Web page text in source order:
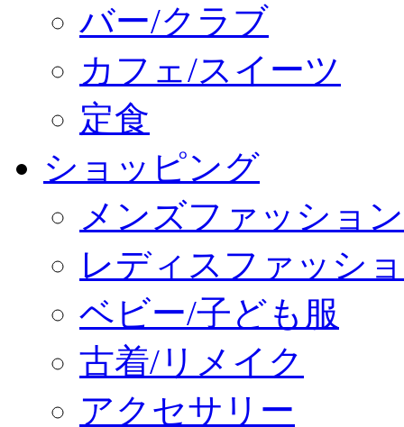
バー/クラブ
カフェ/スイーツ
定食
ショッピング
メンズファッション
レディスファッシ
ベビー/子ども服
古着/リメイク
アクセサリー